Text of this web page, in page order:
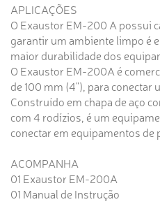
APLICAÇÕES
O Exaustor EM-200 A possui
garantir um ambiente limpo é
maior durabilidade dos
O Exaustor EM-200A é
de 100 mm (4"), para conectar
Construído em chapa de aço
com 4 rodízios, é um
conectar em equipamentos de
ACOMPANHA
01 Exaustor EM-200A
01 Manual de Instrução